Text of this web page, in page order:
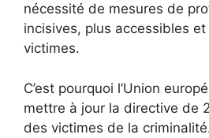
nécessité de mesures de
incisives, plus accessibles
victimes.
C’est pourquoi l’Union
mettre à jour la directive de
des victimes de la